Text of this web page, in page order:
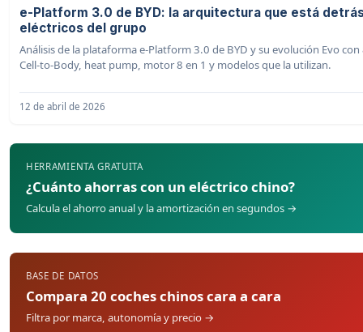
e-Platform 3.0 de BYD: la arquitectura que está
eléctricos del grupo
Análisis de la plataforma e-Platform 3.0 de BYD y su evolución Evo
Cell-to-Body, heat pump, motor 8 en 1 y modelos que la utilizan.
12 de abril de 2026
HERRAMIENTA GRATUITA
¿Cuánto ahorras con un eléctrico chino?
Calcula el ahorro anual y la amortización en segundos →
BASE DE DATOS
Compara 20 coches chinos cara a cara
Filtra por marca, autonomía y precio →